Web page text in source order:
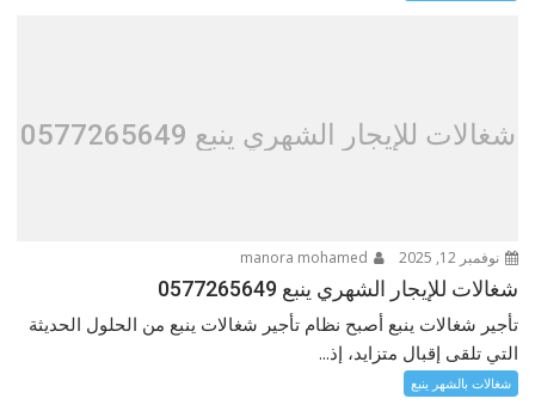
شغالات للإيجار الشهري ينبع 0577265649
نوفمبر 12, 2025
شغالات للإيجار الشهري ينبع 0577265649
تأجير شغالات ينبع أصبح نظام تأجير شغالات ينبع من الحلول الحديثة
التي تلقى إقبال متزايد، إذ...
شغالات بالشهر ينبع